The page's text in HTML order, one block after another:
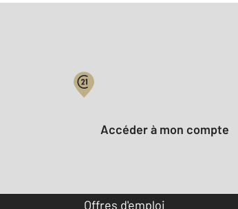
Votre compte :
Accéder à mon compte
Offres d'emploi